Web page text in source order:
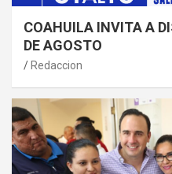
COAHUILA INVITA A
DE AGOSTO
Redaccion